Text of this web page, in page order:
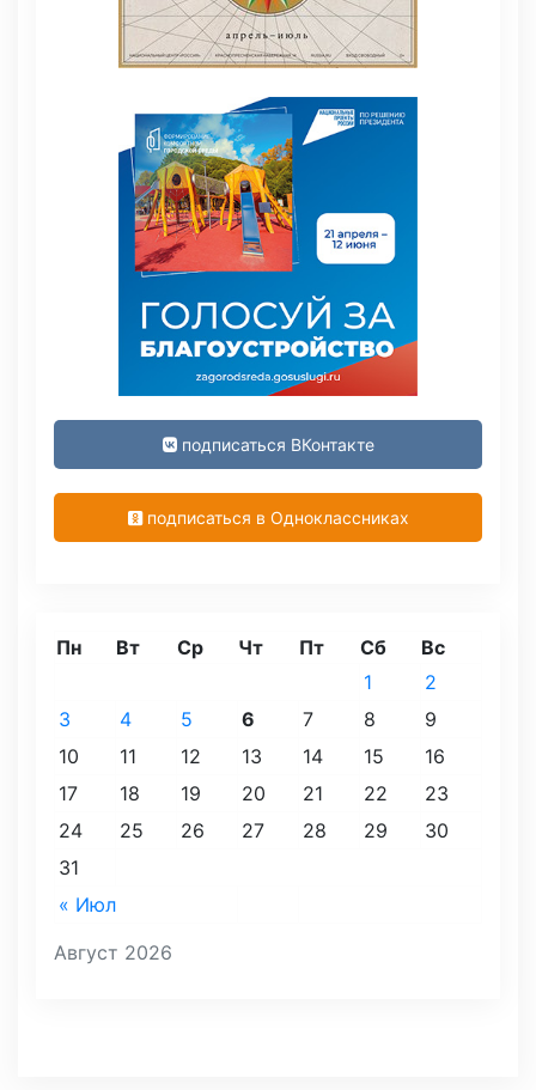
подписаться ВКонтакте
подписаться в Одноклассниках
Август 2026
Пн Вт Ср Чт Пт Сб Вс
« Июл
1
2
3
4 5 6 7 8
9
10
11 12 13 14 15
16
17
18 19 20 21 22
23
24
25 26 27 28 29
30
31